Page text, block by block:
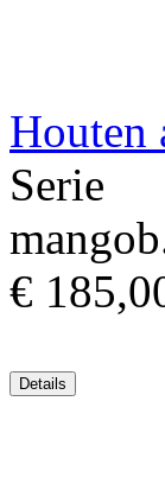
Houten
Serie :
€